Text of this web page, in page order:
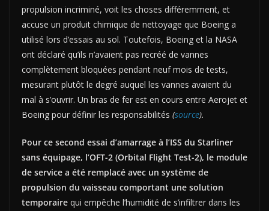
propulsion incriminé, voit les choses différemment, et
accuse un produit chimique de nettoyage que Boeing a
utilisé lors d’essais au sol. Toutefois, Boeing et la NASA
ont déclaré qu’ils n’avaient pas recréé de vannes
complètement bloquées pendant neuf mois de tests,
mesurant plutôt le degré auquel les vannes avaient du
mal à s’ouvrir. Un bras de fer est en cours entre Aerojet et
Boeing pour définir les responsabilités (source).
Pour ce second essai d’amarrage à l’ISS du Starliner
sans équipage, l’OFT-2 (Orbital Flight Test-2), le module
de service a été remplacé avec un système de
propulsion du vaisseau comportant une solution
temporaire qui empêche l’humidité de s’infiltrer dans les